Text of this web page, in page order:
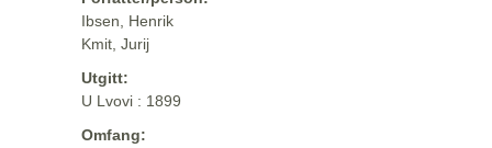
Ibsen, Henrik
Kmit, Jurij
Utgitt:
U Lvovi : 1899
Omfang: